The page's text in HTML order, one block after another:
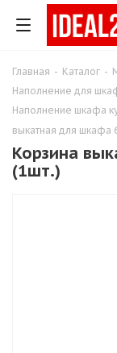
Главная - Каталог -
Наполнение для
Наполнение шкафа
выкатная для шкафа
Корзина
(1шт.)